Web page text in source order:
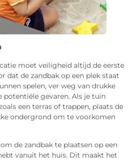
moet veiligheid altijd de eerste
dat de zandbak op een plek staat
spelen, ver weg van drukke
potentiële gevaren. Als je tuin
een terras of trappen, plaats de
ondergrond om te voorkomen
de zandbak te plaatsen op een
vanuit het huis. Dit maakt het